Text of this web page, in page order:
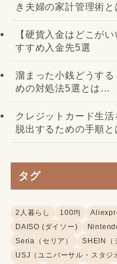
き夫婦の家計管理術
【硬貨入金はどこが
すすめ入金先5選
溜まった小銭どうす
めの対処法5選とは…
クレジットカード生
脱出するための手順
タグ
2人暮らし 100均
DAISO (ダイソー)
Seria（セリア）
SHEIN（
USJ（ユニバーサル・スタジ